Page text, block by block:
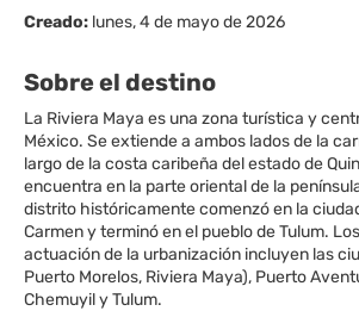
Creado: lunes, 4 de mayo de 2026
Sobre el destino
La Riviera Maya es una zona turística y
México. Se extiende a ambos lados de la
largo de la costa caribeña del estado de
encuentra en la parte oriental de la
distrito históricamente comenzó en la
Carmen y terminó en el pueblo de Tulum.
actuación de la urbanización incluyen las
Puerto Morelos, Riviera Maya), Puerto
Chemuyil y Tulum.